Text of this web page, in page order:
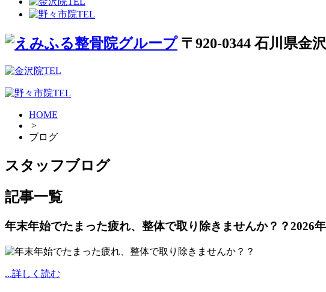
〒920-0344 石川県金
HOME
>
ブログ
スタッフブログ
記事一覧
年末年始でたまった疲れ、整体で取り除きませんか？？2026
...詳しく読む